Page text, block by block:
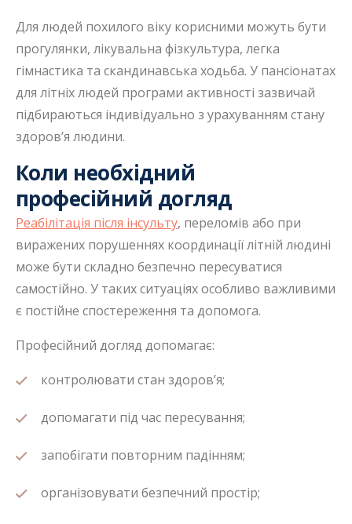
Для людей похилого віку корисними можуть бути
прогулянки, лікувальна фізкультура, легка
гімнастика та скандинавська ходьба. У пансіонатах
для літніх людей програми активності зазвичай
підбираються індивідуально з урахуванням стану
здоров’я людини.
Коли необхідний
професійний догляд
Реабілітація після інсульту, переломів або при
виражених порушеннях координації літній людині
може бути складно безпечно пересуватися
самостійно. У таких ситуаціях особливо важливими
є постійне спостереження та допомога.
Професійний догляд допомагає:
контролювати стан здоров’я;
допомагати під час пересування;
запобігати повторним падінням;
організовувати безпечний простір;